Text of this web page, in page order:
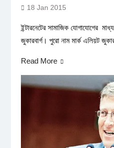
18 Jan 2015
ইন্টারনেটের সামাজিক যোগাযোগের
জুকারবার্গ। পুরো নাম মার্ক এলিয়ট
Read More